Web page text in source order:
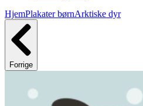
HjemPlakater børnArktiske dyr
Forrige